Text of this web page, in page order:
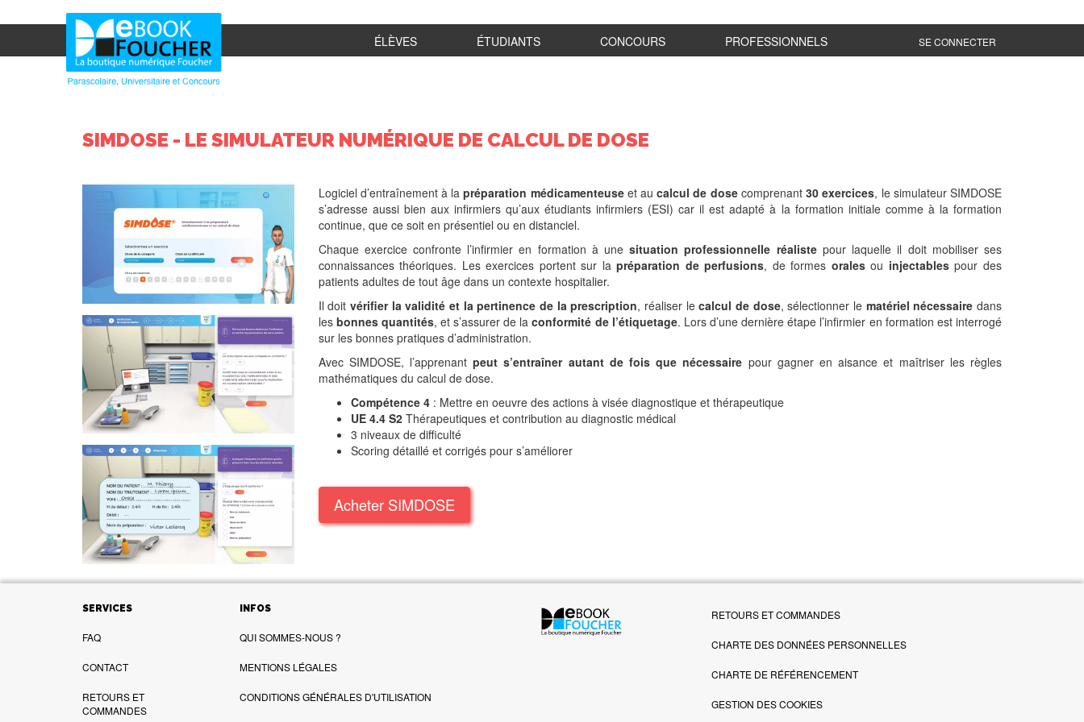
ÉLÈVES ÉTUDIANTS CONCOURS PROFESSIONNELS SE CONNECTER
SIMDOSE - LE SIMULATEUR NUMÉRIQUE DE CALCUL DE DOSE
Logiciel d’entraînement à lapréparation médicamenteuseet aucalcul de dosecomprenant30 exercices, le simulateur SIMDOSE
s’adresse aussi bien aux infirmiers qu’aux étudiants infirmiers (ESI) car il est adapté à la formation initiale comme à la formation
continue, que ce soit en présentiel ou en distanciel.
Chaque exercice confronte l’infirmier en formation à unesituation professionnelle réalistepour laquelle il doit mobiliser ses
connaissances théoriques. Les exercices portent sur lapréparation de perfusions, de formes oralesou injectablespour des
patients adultes de tout âge dans un contexte hospitalier.
Il doit vérifier la validité et la pertinence de la prescription, réaliser lecalcul de dose, sélectionner le matériel nécessaire dans
les bonnes quantités, et s’assurer de laconformité de l’étiquetage. Lors d’une dernière étape l’infirmier en formation est interrogé
sur les bonnes pratiques d’administration.
Avec SIMDOSE, l’apprenantpeut s’entraîner autant de fois que nécessaire pour gagner en aisance et maîtriser les règles
mathématiques du calcul de dose.
Compétence 4: Mettre en oeuvre des actions à visée diagnostique et thérapeutique
UE 4.4 S2Thérapeutiques et contribution au diagnostic médical
3 niveaux de difficulté
Scoring détaillé et corrigés pour s’améliorer
Acheter SIMDOSE
SERVICES
FAQ
CONTACT
RETOURS ET
COMMANDES
INFOS
QUI SOMMES-NOUS ?
MENTIONS LÉGALES
CONDITIONS GÉNÉRALES D'UTILISATION
RETOURS ET COMMANDES
CHARTE DES DONNÉES PERSONNELLES
CHARTE DE RÉFÉRENCEMENT
GESTION DES COOKIES